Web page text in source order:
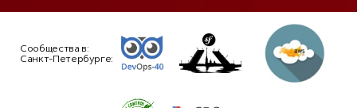
Сообщества в:
Санкт-Петербурге: